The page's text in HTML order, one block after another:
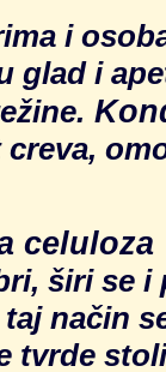
i
glad i
celuloza
širi se i
taj način
tvrde